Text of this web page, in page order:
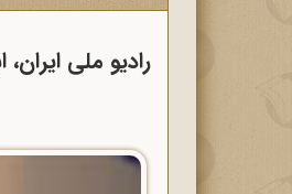
رادیو ملی